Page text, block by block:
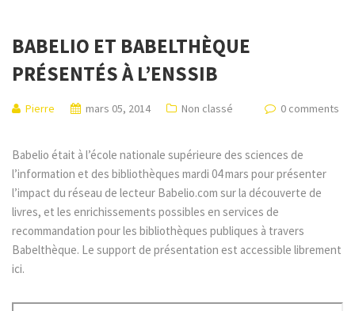
BABELIO ET BABELTHÈQUE
PRÉSENTÉS À L’ENSSIB
Pierre mars 05, 2014 Non classé 0 comments
Babelio était à l’école nationale supérieure des sciences de
l’information et des bibliothèques mardi 04 mars pour présenter
l’impact du réseau de lecteur Babelio.com sur la découverte de
livres, et les enrichissements possibles en services de
recommandation pour les bibliothèques publiques à travers
Babelthèque. Le support de présentation est accessible librement
ici.